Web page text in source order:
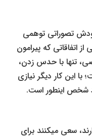
تصوراتی توهمی
اتفاقاتی که پیرامون
تنها با حدس زدن،
این کار دیگر نیازی
شخص اینطور است.
سعی می­کنند برای